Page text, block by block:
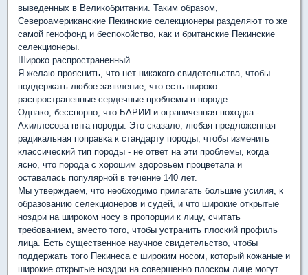
выведенных в Великобритании. Таким образом,
Североамериканские Пекинские селекционеры разделяют то же
самой генофонд и беспокойство, как и британские Пекинские
селекционеры.
Широко распространенный
Я желаю прояснить, что нет никакого свидетельства, чтобы
поддержать любое заявление, что есть широко
распространенные сердечные проблемы в породе.
Однако, бесспорно, что БАРИИ и ограниченная походка -
Ахиллесова пята породы. Это сказало, любая предложенная
радикальная поправка к стандарту породы, чтобы изменить
классический тип породы - не ответ на эти проблемы, когда
ясно, что порода с хорошим здоровьем процветала и
оставалась популярной в течение 140 лет.
Мы утверждаем, что необходимо прилагать большие усилия, к
образованию селекционеров и судей, и что широкие открытые
ноздри на широком носу в пропорции к лицу, считать
требованием, вместо того, чтобы устранить плоский профиль
лица. Есть существенное научное свидетельство, чтобы
поддержать того Пекинеса с широким носом, который кожаные и
широкие открытые ноздри на совершенно плоском лице могут